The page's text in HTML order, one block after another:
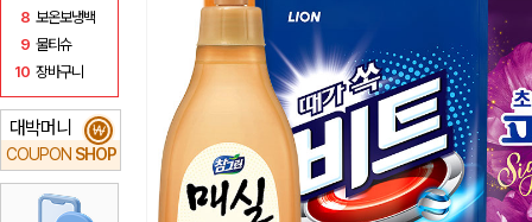
8 보온보냉백
9 물티슈
10 장바구니
대박머니
COUPON SHOP
₩